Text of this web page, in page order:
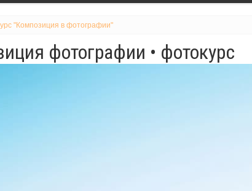
"Композиция в фотографии"
фотографии • фотокурс